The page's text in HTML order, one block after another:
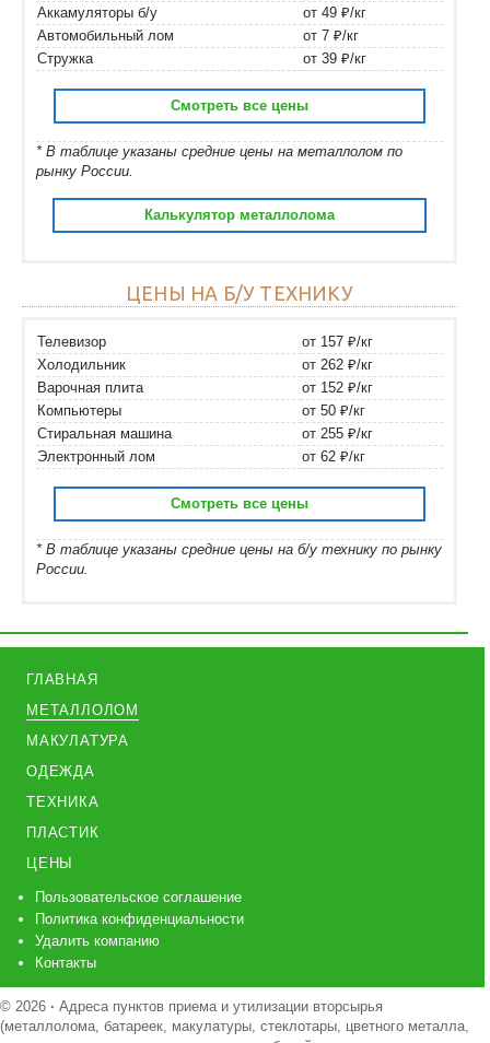
Аккамуляторы б/у
от 49 ₽/кг
Автомобильный лом
от 7 ₽/кг
Стружка
от 39 ₽/кг
Смотреть все цены
* В таблице указаны средние цены на металлолом по
рынку России.
Калькулятор металлолома
ЦЕНЫ НА Б/У ТЕХНИКУ
Телевизор
от 157 ₽/кг
Холодильник
от 262 ₽/кг
Варочная плита
от 152 ₽/кг
Компьютеры
от 50 ₽/кг
Стиральная машина
от 255 ₽/кг
Электронный лом
от 62 ₽/кг
Смотреть все цены
* В таблице указаны средние цены на б/у технику по рынку
России.
ГЛАВНАЯ
МЕТАЛЛОЛОМ
МАКУЛАТУРА
ОДЕЖДА
ТЕХНИКА
ПЛАСТИК
ЦЕНЫ
Пользовательское соглашение
Политика конфиденциальности
Удалить компанию
Контакты
© 2026 · Адреса пунктов приема и утилизации вторсырья
(металлолома, батареек, макулатуры, стеклотары, цветного металла,